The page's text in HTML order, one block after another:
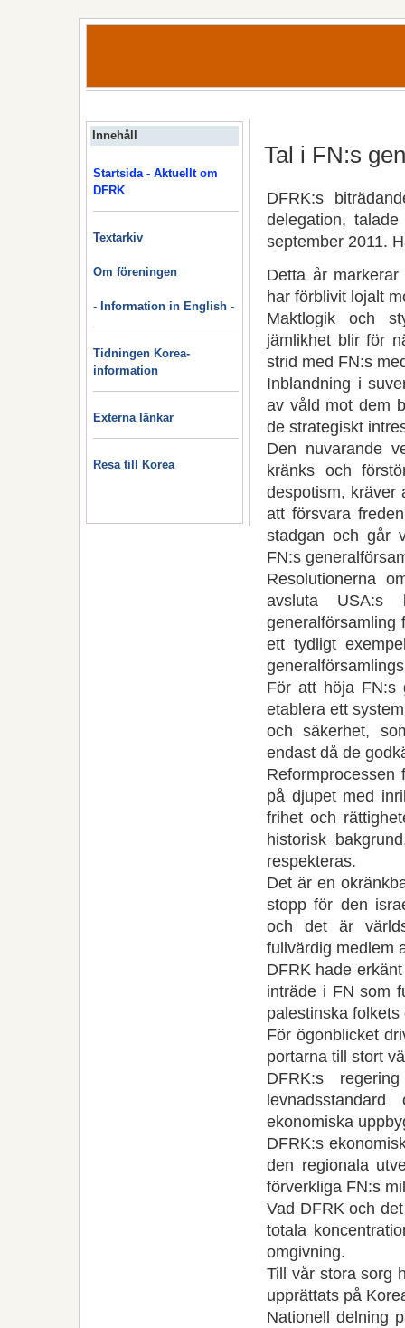
Innehåll
Startsida - Aktuellt om
DFRK
Textarkiv
Om föreningen
- Information in English -
Tidningen Korea-
information
Externa länkar
Resa till Korea
Tal i FN:s
DFRK:s
delegation,
september 2011.
Detta år
har förblivit lojalt
Maktlogik och
jämlikhet blir för
strid med FN:s
Inblandning i
av våld mot dem
de strategiskt
Den nuvarande
kränks och
despotism, kräver
att försvara
stadgan och går
FN:s
Resolutionerna
avsluta
generalförsamling
ett tydligt
För att höja FN:s
etablera ett
och säkerhet,
endast då de
Reformprocessen
på djupet med
frihet och
historisk
respekteras.
Det är en
stopp för den
och det är
fullvärdig medlem
DFRK hade
inträde i FN som
palestinska
För ögonblicket
portarna till stort
DFRK:s
ekonomiska
DFRK:s
den regionala
förverkliga FN:s
Vad DFRK och
totala
omgivning.
Till vår stora sorg
upprättats på
Nationell delning